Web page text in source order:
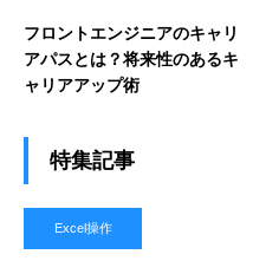
フロントエンジニアのキャリ
アパスとは？将来性のあるキ
ャリアアップ術
特集記事
Excel操作